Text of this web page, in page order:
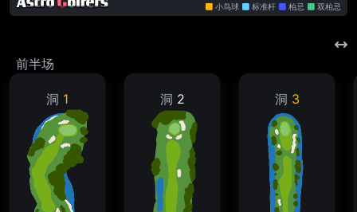
小鸟球
标准杆 柏忌 双柏忌
前半场
洞 1 洞 2 洞 3